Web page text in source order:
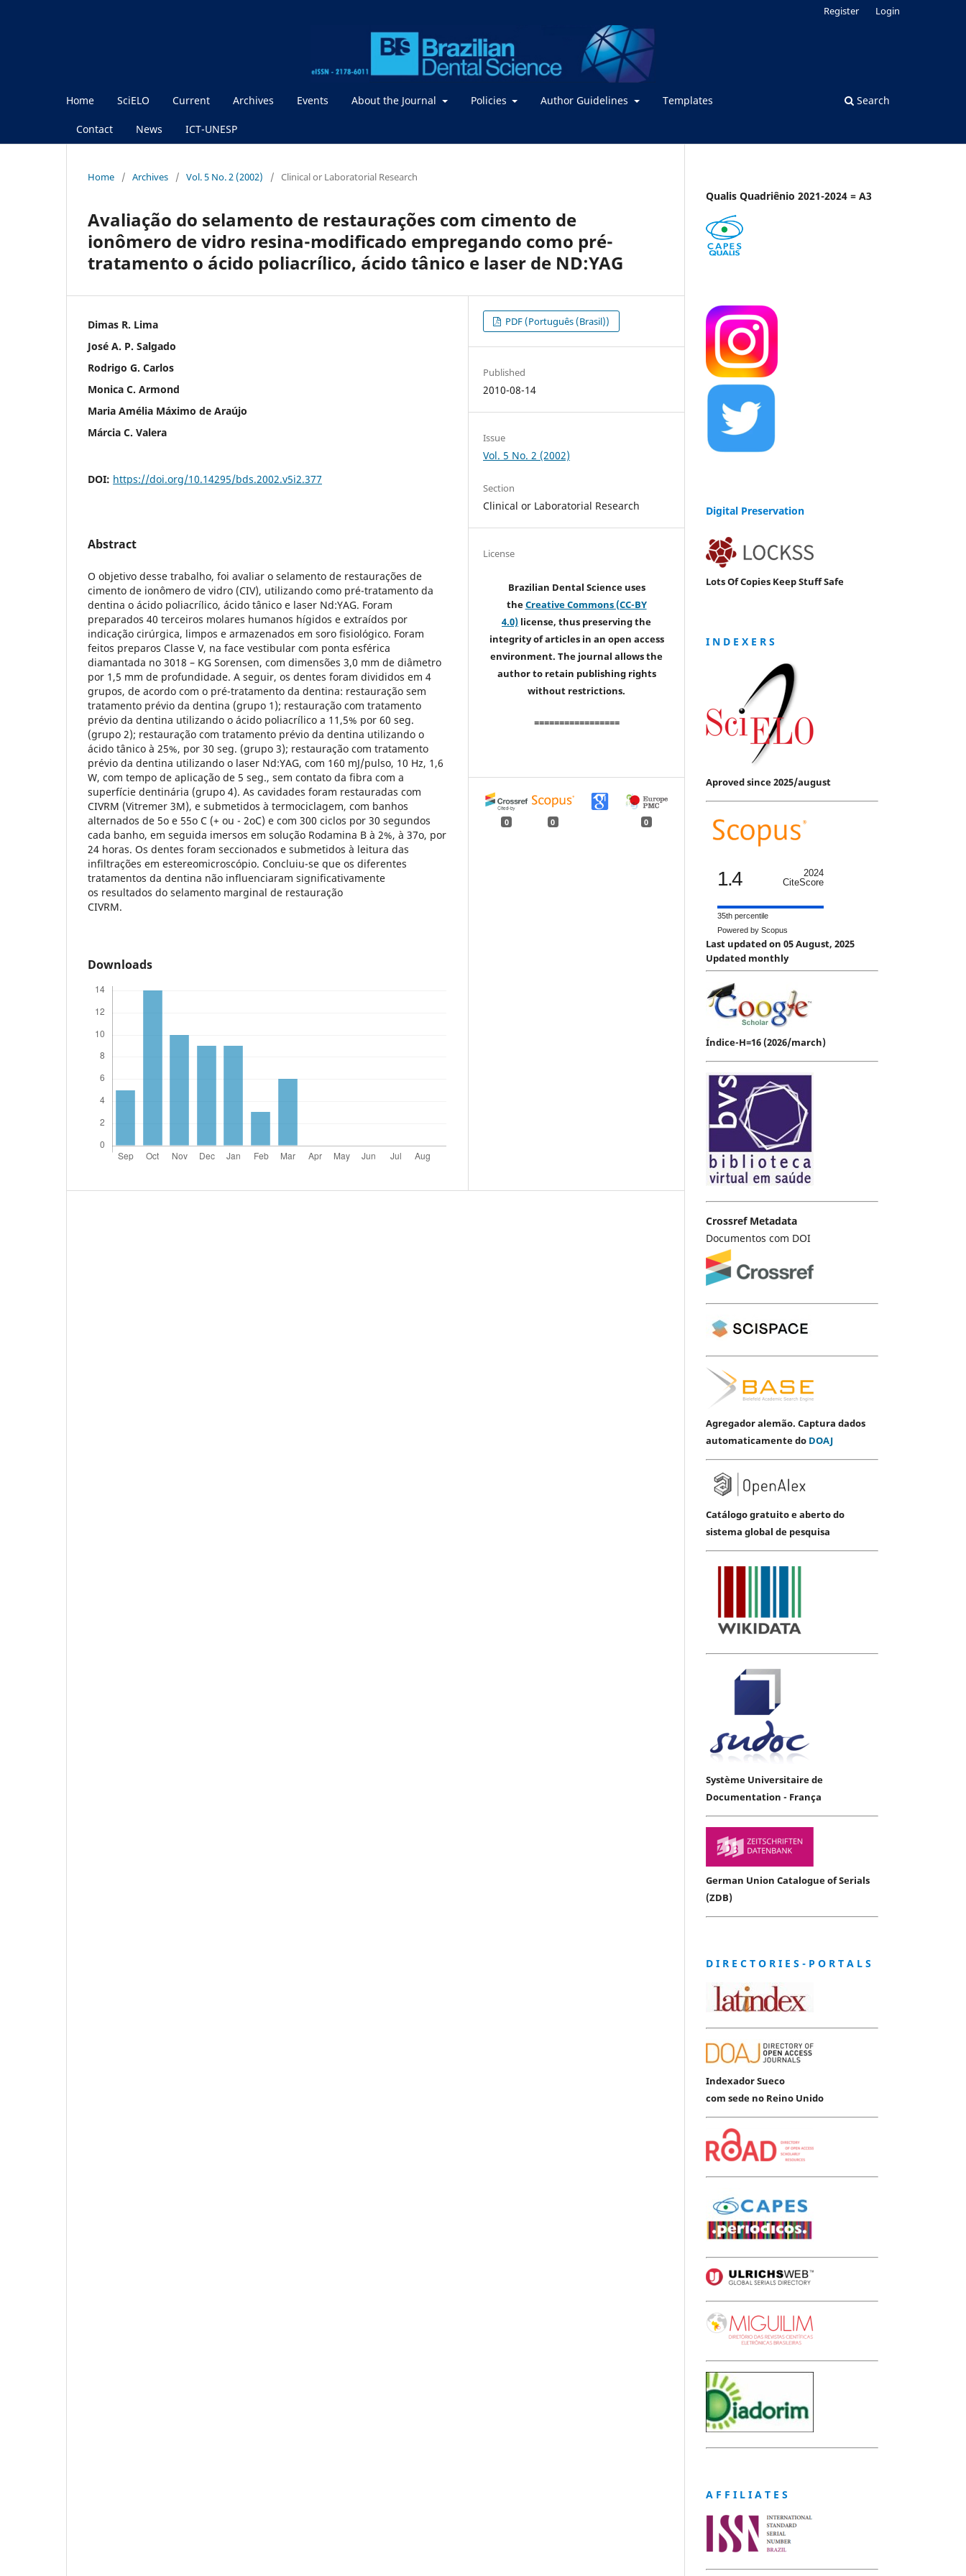
Home SciELO Current Archives Events About the Journal Policies Author Guidelines Templates
Contact News ICT-UNESP
Search
Register Login
Home / Archives / Vol. 5 No. 2 (2002) / Clinical or Laboratorial Research
Avaliação do selamento de restaurações com cimento de
ionômero de vidro resina-modificado empregando como pré-
tratamento o ácido poliacrílico, ácido tânico e laser de ND:YAG
Dimas R. Lima
José A. P. Salgado
Rodrigo G. Carlos
Monica C. Armond
Maria Amélia Máximo de Araújo
Márcia C. Valera
DOI: https://doi.org/10.14295/bds.2002.v5i2.377
Abstract
O objetivo desse trabalho, foi avaliar o selamento de restaurações de
cimento de ionômero de vidro (CIV), utilizando como pré-tratamento da
dentina o ácido poliacrílico, ácido tânico e laser Nd:YAG. Foram
preparados 40 terceiros molares humanos hígidos e extraídos por
indicação cirúrgica, limpos e armazenados em soro fisiológico. Foram
feitos preparos Classe V, na face vestibular com ponta esférica
diamantada no 3018 – KG Sorensen, com dimensões 3,0 mm de diâmetro
por 1,5 mm de profundidade. A seguir, os dentes foram divididos em 4
grupos, de acordo com o pré-tratamento da dentina: restauração sem
tratamento prévio da dentina (grupo 1); restauração com tratamento
prévio da dentina utilizando o ácido poliacrílico a 11,5% por 60 seg.
(grupo 2); restauração com tratamento prévio da dentina utilizando o
ácido tânico à 25%, por 30 seg. (grupo 3); restauração com tratamento
prévio da dentina utilizando o laser Nd:YAG, com 160 mJ/pulso, 10 Hz, 1,6
W, com tempo de aplicação de 5 seg., sem contato da fibra com a
superfície dentinária (grupo 4). As cavidades foram restauradas com
CIVRM (Vitremer 3M), e submetidos à termociclagem, com banhos
alternados de 5o e 55o C (+ ou - 2oC) e com 300 ciclos por 30 segundos
cada banho, em seguida imersos em solução Rodamina B à 2%, à 37o, por
24 horas. Os dentes foram seccionados e submetidos à leitura das
infiltrações em estereomicroscópio. Concluiu-se que os diferentes
tratamentos da dentina não influenciaram significativamente
os resultados do selamento marginal de restauração
CIVRM.
Downloads
PDF (Português (Brasil))
Published
2010-08-14
Issue
Vol. 5 No. 2 (2002)
Section
Clinical or Laboratorial Research
License
Brazilian Dental Science uses
theCreative Commons (CC-BY
4.0) license, thus preserving the
integrity of articles in an open access
environment. The journal allows the
author to retain publishing rights
without restrictions.
=================
0 0 0
Qualis Quadriênio 2021-2024 = A3
Digital Preservation
Lots Of Copies Keep Stuff Safe
I N D E X E R S
Aproved since 2025/august
1.4
2024
CiteScore
35th percentile
Powered by Scopus
Last updated on 05 August, 2025
Updated monthly
Índice-H=16 (2026/march)
Crossref Metadata
Documentos com DOI
Agregador alemão. Captura dados
automaticamente do DOAJ
Catálogo gratuito e aberto do
sistema global de pesquisa
Système Universitaire de
Documentation - França
German Union Catalogue of Serials
(ZDB)
D I R E C T O R I E S - P O R T A L S
Indexador Sueco
com sede no Reino Unido
A F F I L I A T E S